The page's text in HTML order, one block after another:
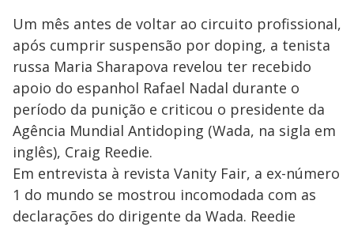
Um mês antes de voltar ao circuito profissional,
após cumprir suspensão por doping, a tenista
russa Maria Sharapova revelou ter recebido
apoio do espanhol Rafael Nadal durante o
período da punição e criticou o presidente da
Agência Mundial Antidoping (Wada, na sigla em
inglês), Craig Reedie.
Em entrevista à revista Vanity Fair, a ex-número
1 do mundo se mostrou incomodada com as
declarações do dirigente da Wada. Reedie